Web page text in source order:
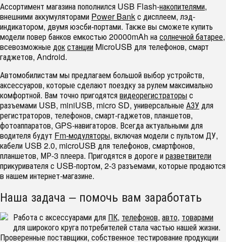
Ассортимент магазина пополнился USB Flash-накопителями,
внешними аккумуляторами Power Bankс дисплеем, лэд-
индикатором, двумя юэсби-портами. Также вы сможете купить
модели повер банков емкостью 20000mAh насолнечной батарее,
всевозможныедокстанции MicroUSB для телефонов, смарт
гаджетов, Android.
Автомобилистам мы предлагаем большой выбор устройств,
аксессуаров, которые сделают поездку за рулем максимально
комфортной. Вам точно пригодятсявидеорегистраторыс
разъемами USB, miniUSB, micro SD, универсальныеАЗУ для
регистраторов, телефонов, смарт-гаджетов, планшетов,
фотоаппаратов, GPS-навигаторов. Всегда актуальными для
водителя будут Fm-модуляторы, включая модели с пультом ДУ,
кабели USB 2.0, microUSB для телефонов, смартфонов,
планшетов, МР-3 плеера. Пригодятся в дороге иразветвители
прикуривателя с USB-портом, 2-3 разъемами, которые продаются
в нашем интернет-магазине.
Наша задача – помочь вам заработать
Работа с аксессуарами для ПК, телефонов, авто, товарами
для широкого круга потребителей стала частью нашей жизни.
Проверенные поставщики, собственное тестирование продукции